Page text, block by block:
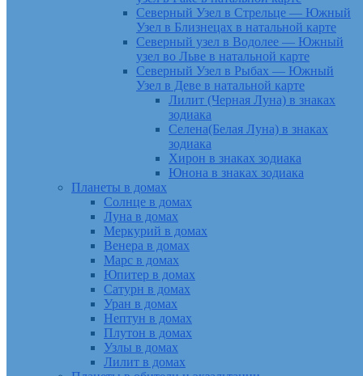
Северный Узел в Стрельце — Южный
Узел в Близнецах в натальной карте
Северный узел в Водолее — Южный
узел во Льве в натальной карте
Северный Узел в Рыбах — Южный
Узел в Деве в натальной карте
Лилит (Черная Луна) в знаках
зодиака
Селена(Белая Луна) в знаках
зодиака
Хирон в знаках зодиака
Юнона в знаках зодиака
Планеты в домах
Солнце в домах
Луна в домах
Меркурий в домах
Венера в домах
Марс в домах
Юпитер в домах
Сатурн в домах
Уран в домах
Нептун в домах
Плутон в домах
Узлы в домах
Лилит в домах